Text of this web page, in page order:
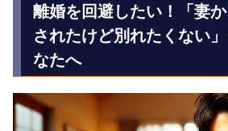
離婚を回避したい！「妻
されたけど別れたくない
なたへ